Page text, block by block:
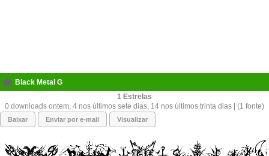
Black Metal G
1
0 downloads ontem, 4 nos últimos sete dias, 14 nos últimos trinta dias | (1 fonte)
Baixar Enviar por e-mail Visualizar